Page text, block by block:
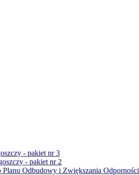
- pakiet nr 3
- pakiet nr 2
Odbudowy i Zwiększania Odporności